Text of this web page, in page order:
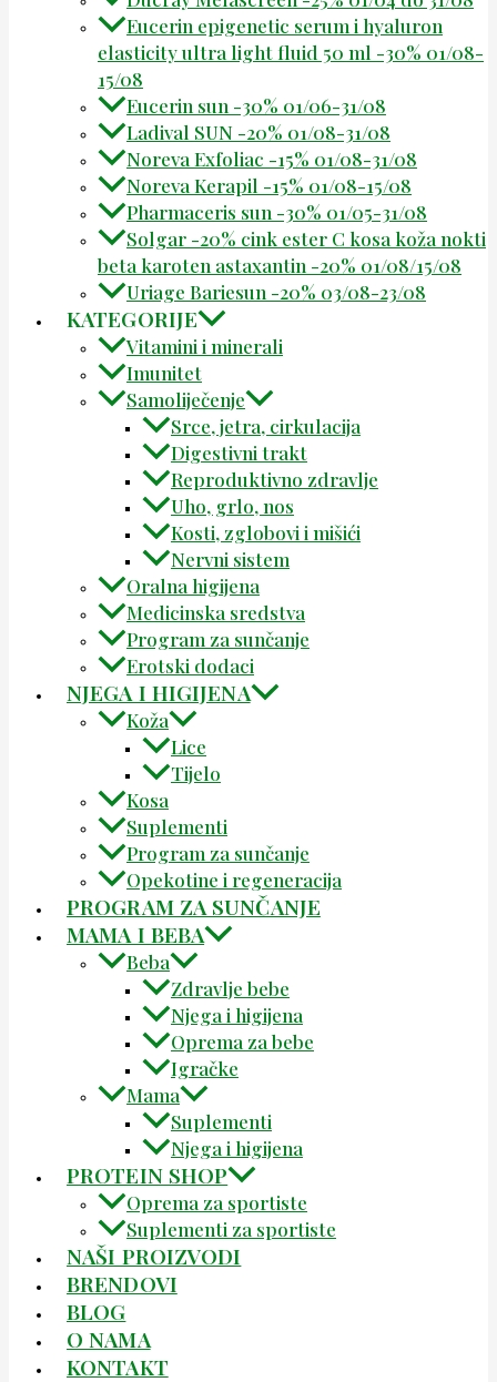
Eucerin epigenetic serum i hyaluron
elasticity ultra light fluid 50 ml -30% 01/08-
15/08
Eucerin sun -30% 01/06-31/08
Ladival SUN -20% 01/08-31/08
Noreva Exfoliac -15% 01/08-31/08
Noreva Kerapil -15% 01/08-15/08
Pharmaceris sun -30% 01/05-31/08
Solgar -20% cink ester C kosa koža nokti
beta karoten astaxantin -20% 01/08/15/08
Uriage Bariesun -20% 03/08-23/08
KATEGORIJE
Vitamini i minerali
Imunitet
Samoliječenje
Srce, jetra, cirkulacija
Digestivni trakt
Reproduktivno zdravlje
Uho, grlo, nos
Kosti, zglobovi i mišići
Nervni sistem
Oralna higijena
Medicinska sredstva
Program za sunčanje
Erotski dodaci
NJEGA I HIGIJENA
Koža
Lice
Tijelo
Kosa
Suplementi
Program za sunčanje
Opekotine i regeneracija
PROGRAM ZA SUNČANJE
MAMA I BEBA
Beba
Zdravlje bebe
Njega i higijena
Oprema za bebe
Igračke
Mama
Suplementi
Njega i higijena
PROTEIN SHOP
Oprema za sportiste
Suplementi za sportiste
NAŠI PROIZVODI
BRENDOVI
BLOG
O NAMA
KONTAKT